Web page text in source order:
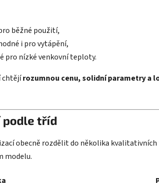
běžné použití,
i pro vytápění,
pro nízké venkovní teploty.
chtějírozumnou cenu, solidní parametry a
podle tříd
obecně rozdělit do několika
modelu.